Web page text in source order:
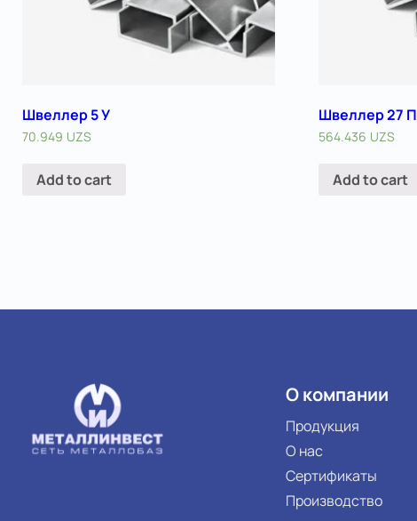
Швеллер 5 У
70.949 UZS
Add to cart
Швеллер 27 П
564.436 UZS
Add to cart
О компании
Продукция
О нас
Сертификаты
Производство